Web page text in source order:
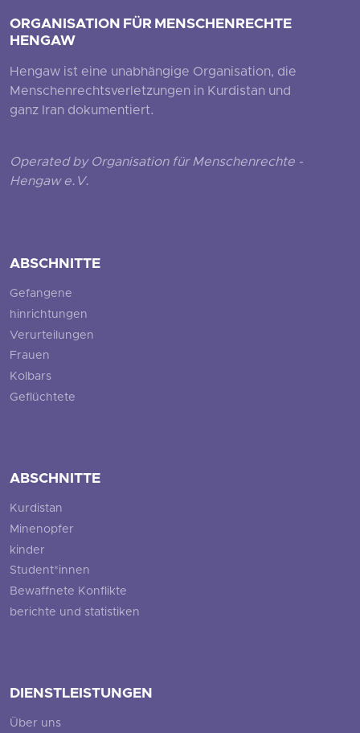
ORGANISATION FÜR MENSCHENRECHTE
HENGAW
Hengaw ist eine unabhängige Organisation, die
Menschenrechtsverletzungen in Kurdistan und
ganz Iran dokumentiert.
Operated by Organisation für Menschenrechte -
Hengaw e.V.
ABSCHNITTE
Gefangene
hinrichtungen
Verurteilungen
Frauen
Kolbars
Geflüchtete
ABSCHNITTE
Kurdistan
Minenopfer
kinder
Student*innen
Bewaffnete Konflikte
berichte und statistiken
DIENSTLEISTUNGEN
Über uns